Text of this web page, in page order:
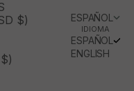
$)
ESPAÑOL
IDIOMA
ESPAÑOL
ENGLISH